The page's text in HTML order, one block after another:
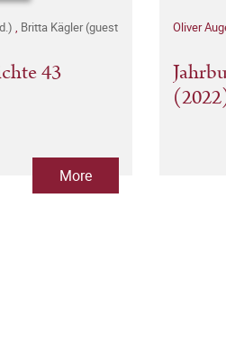
, Britta Kägler (guest
43
More
Oliver